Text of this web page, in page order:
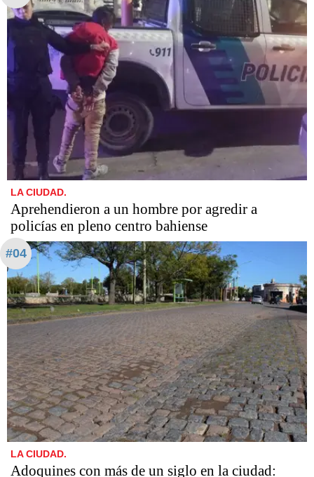
LA CIUDAD.
Aprehendieron a un hombre por agredir a
policías en pleno centro bahiense
#04
LA CIUDAD.
Adoquines con más de un siglo en la ciudad: